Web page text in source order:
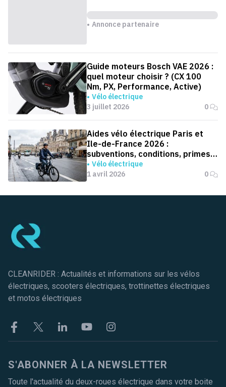
Annonce partenaire
Guide moteurs Bosch VAE 2026 :
quel moteur choisir ? (CX 100
Nm, PX, Performance, Active)
Vélo électrique
3 juillet 2026
0
Aides vélo électrique Paris et
Ile-de-France 2026 :
subventions, conditions, primes
bonus...
Vélo électrique
1 avril 2026
0
CLEANRIDER : Actualités et informations sur les vélos
électriques, scooters électriques, trottinettes électriques
et motos électriques
FacebookTwitter LinkekinYoutubeInstagram
S'ABONNER À LA NEWSLETTER
Toute l'actualité du deux-roues électrique dans votre boite